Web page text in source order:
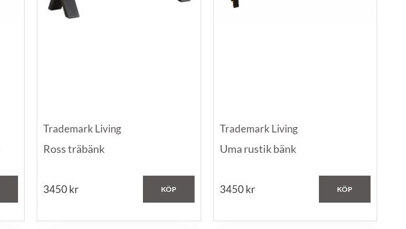
Trademark Living
Ross träbänk
3450kr KÖP
Trademark Living
Uma rustik bänk
3450kr KÖP